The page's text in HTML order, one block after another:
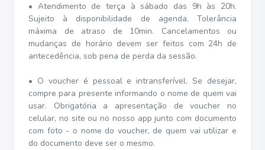
• Atendimento de terça à sábado das 9h às 20h.
Sujeito à disponibilidade de agenda. Tolerância
máxima de atraso de 10min. Cancelamentos ou
mudanças de horário devem ser feitos com 24h de
antecedência, sob pena de perda da sessão.
• O voucher é pessoal e intransferível. Se desejar,
compre para presente informando o nome de quem vai
usar. Obrigatória a apresentação de voucher no
celular, no site ou no nosso app junto com documento
com foto - o nome do voucher, de quem vai utilizar e
do documento deve ser o mesmo.